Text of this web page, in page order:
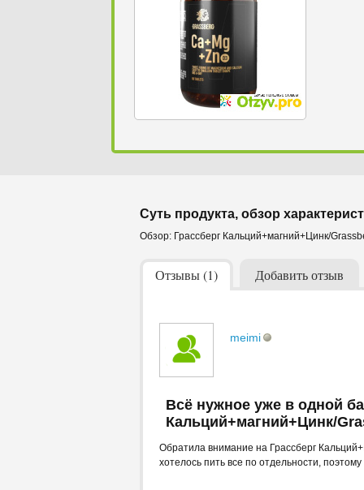
Суть продукта, обзор
Обзор: Грассберг Кальций+магний+Цинк/
Отзывы (1) Добавить отзыв
meimi
Всё нужное уже в одной
Кальций+магний+Цинк/
Обратила внимание на Грассберг
хотелось пить все по отдельности,